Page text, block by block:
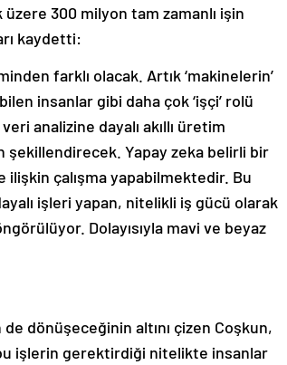
üzere 300 milyon tam zamanlı işin
kaydetti:
farklı olacak. Artık ‘makinelerin’
insanlar gibi daha çok ‘işçi’ rolü
analizine dayalı akıllı üretim
Yapay zeka belirli bir
ilişkin çalışma yapabilmektedir. Bu
işleri yapan, nitelikli iş gücü olarak
Dolayısıyla mavi ve beyaz
dönüşeceğinin altını çizen Coşkun,
işlerin gerektirdiği nitelikte insanlar